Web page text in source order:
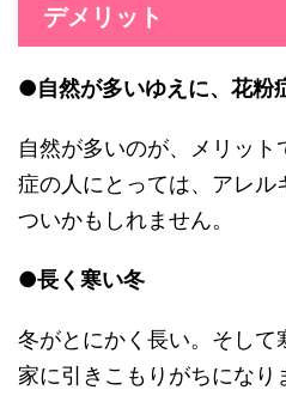
デメリット
●自然が多いゆえに、花粉
自然が多いのが、メリッ
症の人にとっては、アレル
ついかもしれません。
●長く寒い冬
冬がとにかく長い。そして
家に引きこもりがちになり